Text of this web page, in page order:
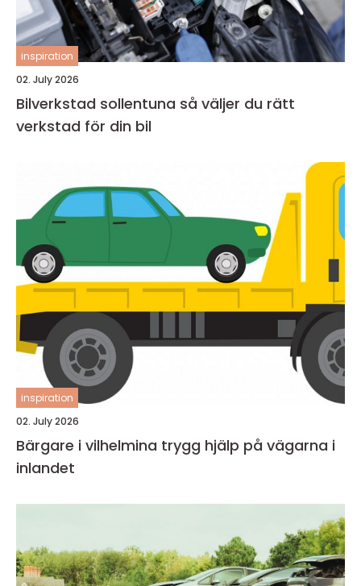
inspiration
02. July 2026
Bilverkstad sollentuna så väljer du rätt
verkstad för din bil
inspiration
02. July 2026
Bärgare i vilhelmina trygg hjälp på vägarna i
inlandet